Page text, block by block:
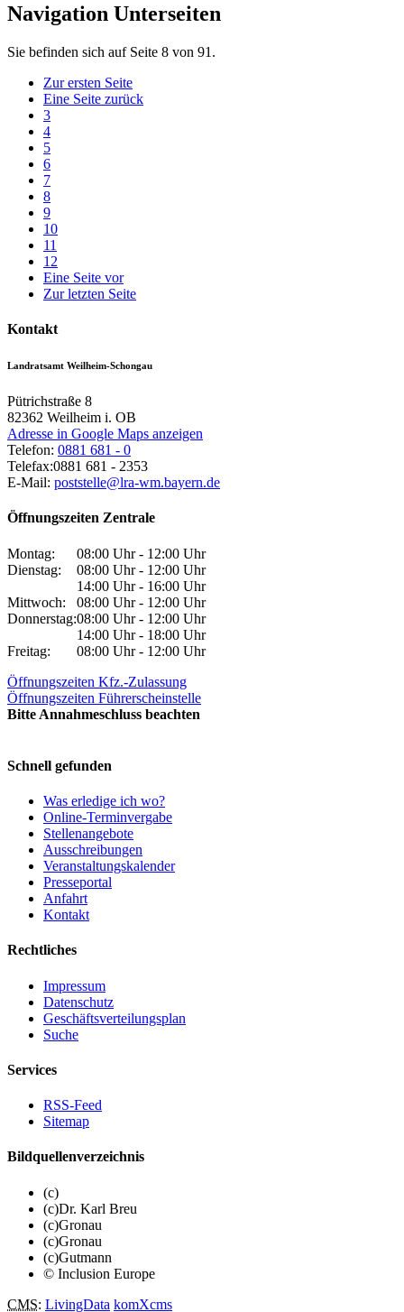
Navigation Unterseiten
Sie befinden sich auf Seite 8 von 91.
Zur ersten Seite
Eine Seite zurück
3
4
5
6
7
8
9
10
11
12
Eine Seite vor
Zur letzten Seite
Kontakt
Landratsamt Weilheim-Schongau
Pütrichstraße 8
82362 Weilheim i. OB
Adresse in Google Maps anzeigen
Telefon: 0881 681 - 0
Telefax:0881 681 - 2353
E-Mail: poststelle@lra-wm.bayern.de
Öffnungszeiten Zentrale
Montag:
08:00 Uhr - 12:00 Uhr
Dienstag:
08:00 Uhr - 12:00 Uhr
14:00 Uhr - 16:00 Uhr
Mittwoch:
08:00 Uhr - 12:00 Uhr
Donnerstag:08:00 Uhr - 12:00 Uhr
14:00 Uhr - 18:00 Uhr
Freitag:
08:00 Uhr - 12:00 Uhr
Öffnungszeiten Kfz.-Zulassung
Öffnungszeiten Führerscheinstelle
Bitte Annahmeschluss beachten
Schnell gefunden
Was erledige ich wo?
Online-Terminvergabe
Stellenangebote
Ausschreibungen
Veranstaltungskalender
Presseportal
Anfahrt
Kontakt
Rechtliches
Impressum
Datenschutz
Geschäftsverteilungsplan
Suche
Services
RSS-Feed
Sitemap
Bildquellenverzeichnis
(c)
(c)Dr. Karl Breu
(c)Gronau
(c)Gronau
(c)Gutmann
© Inclusion Europe
CMS: LivingData komXcms